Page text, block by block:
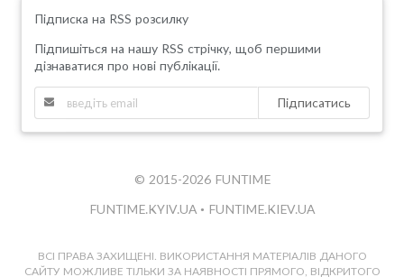
Підписка на RSS розсилку
Підпишіться на нашу RSS стрічку, щоб першими
дізнаватися про нові публікації.
Підписатись
© 2015-2026 FUNTIME
FUNTIME.KYIV.UA • FUNTIME.KIEV.UA
ВСІ ПРАВА ЗАХИЩЕНІ. ВИКОРИСТАННЯ МАТЕРІАЛІВ ДАНОГО
САЙТУ МОЖЛИВЕ ТІЛЬКИ ЗА НАЯВНОСТІ ПРЯМОГО, ВІДКРИТОГО